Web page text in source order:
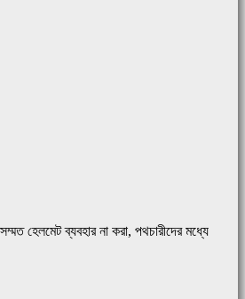
হেলমেট ব্যবহার না করা, পথচারীদের মধ্যে